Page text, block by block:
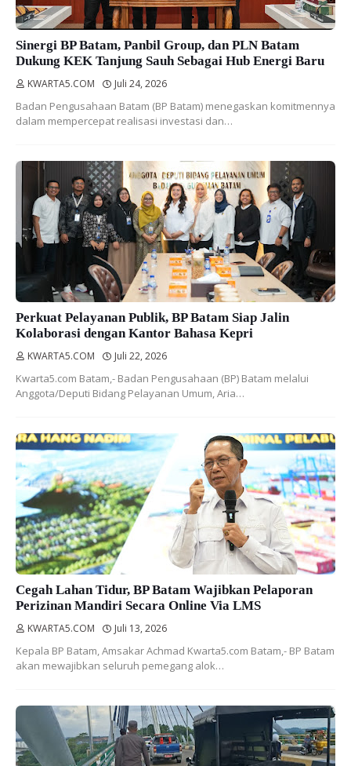
Sinergi BP Batam, Panbil Group, dan PLN Batam
Dukung KEK Tanjung Sauh Sebagai Hub Energi Baru
KWARTA5.COM Juli 24, 2026
Badan Pengusahaan Batam (BP Batam) menegaskan komitmennya
dalam mempercepat realisasi investasi dan…
Perkuat Pelayanan Publik, BP Batam Siap Jalin
Kolaborasi dengan Kantor Bahasa Kepri
KWARTA5.COM Juli 22, 2026
Kwarta5.com Batam,- Badan Pengusahaan (BP) Batam melalui
Anggota/Deputi Bidang Pelayanan Umum, Aria…
Cegah Lahan Tidur, BP Batam Wajibkan Pelaporan
Perizinan Mandiri Secara Online Via LMS
KWARTA5.COM Juli 13, 2026
Kepala BP Batam, Amsakar Achmad Kwarta5.com Batam,- BP Batam
akan mewajibkan seluruh pemegang alok…